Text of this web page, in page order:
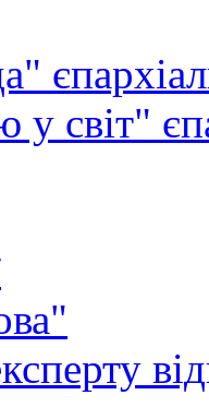
у світ"